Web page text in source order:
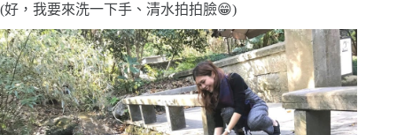
(好，我要來洗一下手、清水拍拍臉😁)